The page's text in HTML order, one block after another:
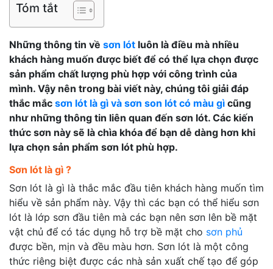
Tóm tắt
Những thông tin về sơn lót luôn là điều mà nhiều
khách hàng muốn được biết để có thể lựa chọn được
sản phẩm chất lượng phù hợp với công trình của
mình. Vậy nên trong bài viết này, chúng tôi giải đáp
thắc mắc sơn lót là gì và sơn son lót có màu gì cũng
như những thông tin liên quan đến sơn lót. Các kiến
thức sơn này sẽ là chìa khóa để bạn dễ dàng hơn khi
lựa chọn sản phẩm sơn lót phù hợp.
Sơn lót là gì ?
Sơn lót là gì là thắc mắc đầu tiên khách hàng muốn tìm
hiểu về sản phẩm này. Vậy thì các bạn có thể hiểu sơn
lót là lớp sơn đầu tiên mà các bạn nên sơn lên bề mặt
vật chủ để có tác dụng hỗ trợ bề mặt cho sơn phủ
được bền, mịn và đều màu hơn. Sơn lót là một công
thức riêng biệt được các nhà sản xuất chế tạo để góp